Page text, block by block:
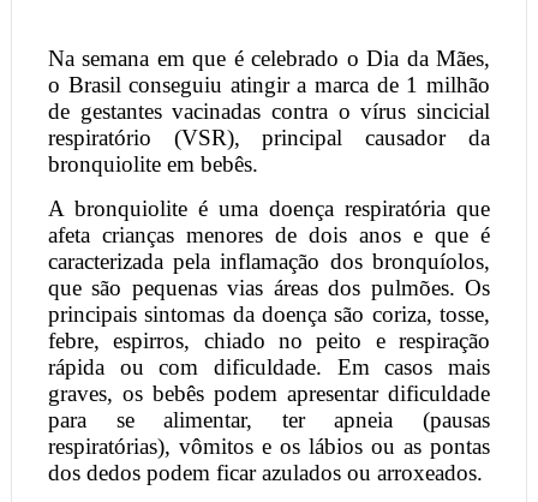
Na semana em que é celebrado o Dia da Mães,
o Brasil conseguiu atingir a marca de 1 milhão
de gestantes vacinadas contra o vírus sincicial
respiratório (VSR), principal causador da
bronquiolite em bebês.
A bronquiolite é uma doença respiratória que
afeta crianças menores de dois anos e que é
caracterizada pela inflamação dos bronquíolos,
que são pequenas vias áreas dos pulmões. Os
principais sintomas da doença são coriza, tosse,
febre, espirros, chiado no peito e respiração
rápida ou com dificuldade. Em casos mais
graves, os bebês podem apresentar dificuldade
para se alimentar, ter apneia (pausas
respiratórias), vômitos e os lábios ou as pontas
dos dedos podem ficar azulados ou arroxeados.